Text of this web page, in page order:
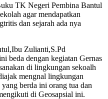
TK Negeri Pembina Bantul
agar mendapatkan
dan sejarah ada nya
Zulianti,S.Pd
beda dengan kegiatan Gernas
di lingkungan sekoalh
mengnal lingkungan
berda ini orang tua dan
di Geosapsial ini.